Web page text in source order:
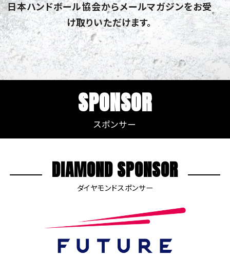
日本ハンドボール協会からメールマガジンをお受
け取りいただけます。
SPONSOR
スポンサー
DIAMOND SPONSOR
ダイヤモンドスポンサー